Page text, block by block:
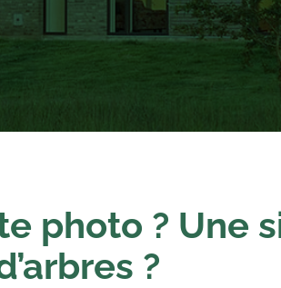
photo ? Une
?